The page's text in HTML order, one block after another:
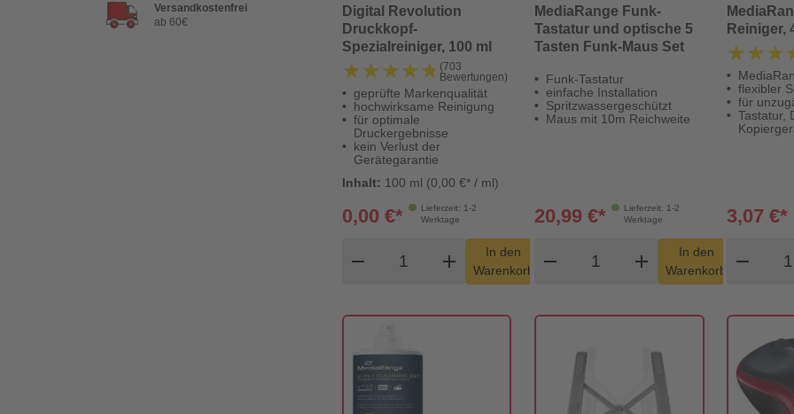
Versandkostenfrei
ab 60€
Digital Revolution
Druckkopf-
Spezialreiniger, 100 ml
★★★★★
★★★★★ (703
Bewertungen)
geprüfte Markenqualität
hochwirksame Reinigung
für optimale
Druckergebnisse
kein Verlust der
Gerätegarantie
Inhalt: 100 ml (0,00 €* / ml)
Lieferzeit: 1-2
Werktage
0,00 €*
remove
Produkt Warenkorb Menge
add
In den
Warenkorb
shopping_cart
MediaRange Funk-
Tastatur und optische 5
Tasten Funk-Maus Set
Funk-Tastatur
einfache Installation
Spritzwassergeschützt
Maus mit 10m Reichweite
Lieferzeit: 1-2
Werktage
20,99 €*
remove
Produkt Warenkorb Menge
add
In den
Warenkorb
shopping_cart
Reiniger,
flexibler
für
Tastatur,
3,07 €*
remove